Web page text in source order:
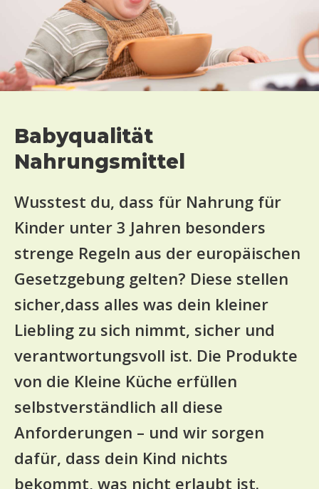
Babyqualität
Nahrungsmittel
Wusstest du, dass für Nahrung für
Kinder unter 3 Jahren besonders
strenge Regeln aus der europäischen
Gesetzgebung gelten? Diese stellen
sicher,dass alles was dein kleiner
Liebling zu sich nimmt, sicher und
verantwortungsvoll ist. Die Produkte
von die Kleine Küche erfüllen
selbstverständlich all diese
Anforderungen – und wir sorgen
dafür, dass dein Kind nichts
bekommt, was nicht erlaubt ist.